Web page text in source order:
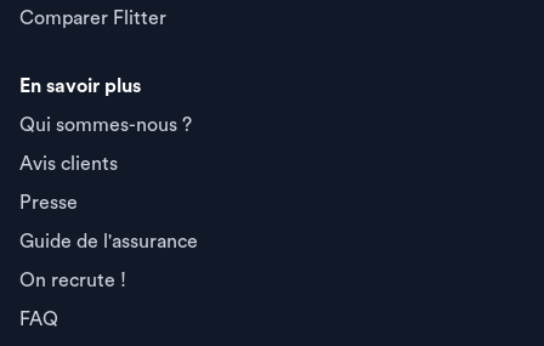
Comparer Flitter
En savoir plus
Qui sommes-nous ?
Avis clients
Presse
Guide de l'assurance
On recrute !
FAQ